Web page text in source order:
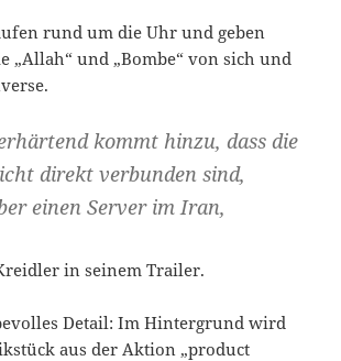
rund um die Uhr und geben
„Allah“ und „Bombe“ von sich und
kommt hinzu, dass die
direkt verbunden sind,
einen Server im Iran,
in seinem Trailer.
Detail: Im Hintergrund wird
aus der Aktion „product